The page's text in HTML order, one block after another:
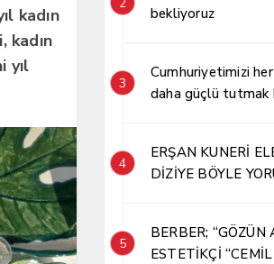
kadın
kadın
yıl
bekliyoruz
3
Cumhuriyetimizi
daha güçlü tutmak
4
ERŞAN KUNERİ
DİZİYE BÖYLE
5
BERBER; “GÖZÜN AYDIN
ESTETİKÇİ “CEMİL